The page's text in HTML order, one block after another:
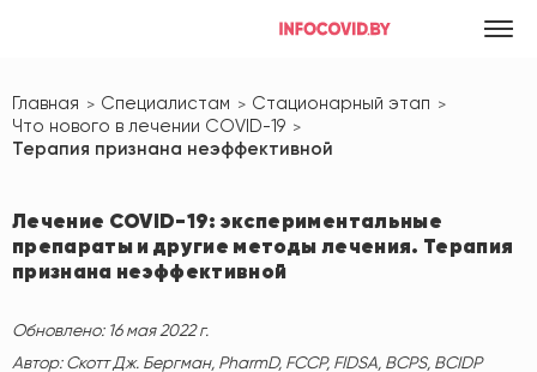
Главная Специалистам
Стационарный этап
Что нового в лечении COVID-19
Терапия признана неэффективной
Лечение COVID-19: экспериментальные
препараты и другие методы лечения. Терапия
признана неэффективной
Обновлено: 16 мая 2022 г.
Автор: Скотт Дж. Бергман, PharmD, FCCP, FIDSA, BCPS, BCIDP